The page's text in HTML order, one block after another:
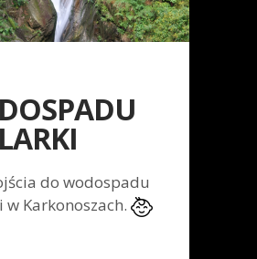
do wodospadu
w Karkonoszach.